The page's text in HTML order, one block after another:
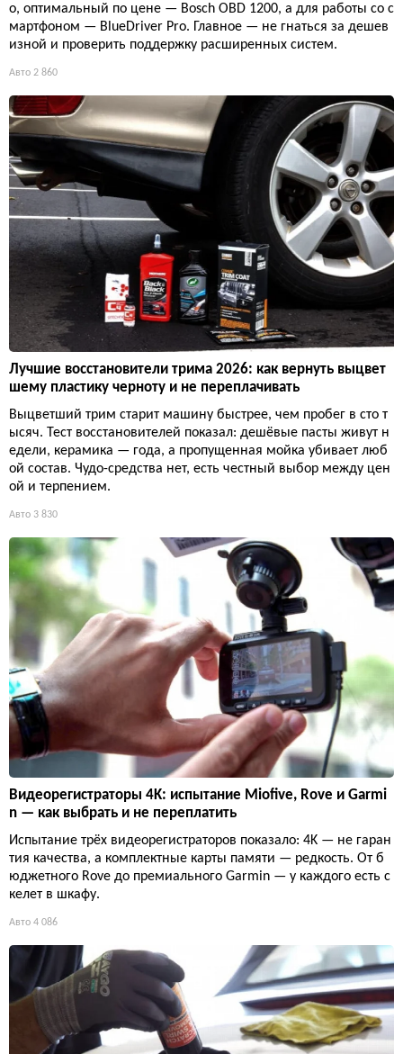
o, оптимальный по цене — Bosch OBD 1200, а для работы со с
мартфоном — BlueDriver Pro. Главное — не гнаться за дешев
изной и проверить поддержку расширенных систем.
Авто 2 860
Лучшие восстановители трима 2026: как вернуть выцвет
шему пластику черноту и не переплачивать
Выцветший трим старит машину быстрее, чем пробег в сто т
ысяч. Тест восстановителей показал: дешёвые пасты живут н
едели, керамика — года, а пропущенная мойка убивает люб
ой состав. Чудо-средства нет, есть честный выбор между цен
ой и терпением.
Авто 3 830
Видеорегистраторы 4K: испытание Miofive, Rove и Garmi
n — как выбрать и не переплатить
Испытание трёх видеорегистраторов показало: 4K — не гаран
тия качества, а комплектные карты памяти — редкость. От б
юджетного Rove до премиального Garmin — у каждого есть с
келет в шкафу.
Авто 4 086